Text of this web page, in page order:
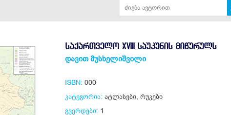
ᲡᲐᲥᲐᲠᲗᲕᲔᲚᲝ XVIII ᲡᲐᲣᲙᲣᲜᲘᲡ ᲛᲘᲬᲣᲠᲣᲚᲡ
დავით მუსხელიშვილი
ISBN: 000
კატეგორია: ატლასები, რუკები
გვერდები: 1